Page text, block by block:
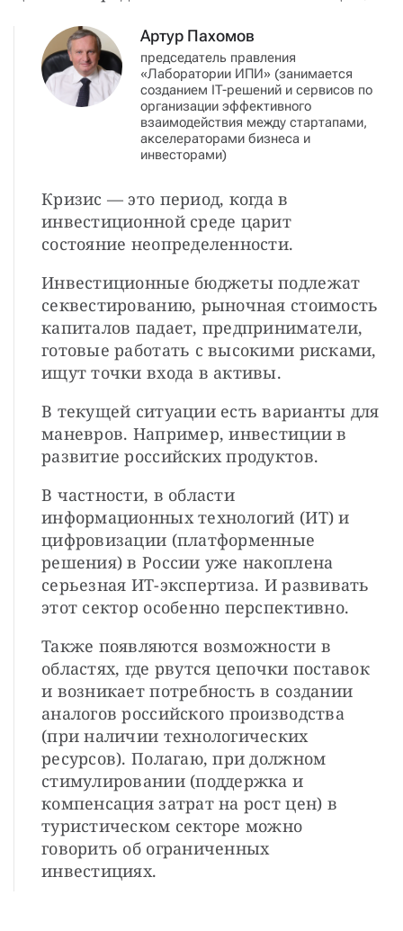
Артур Пахомов
председатель правления
«Лаборатории ИПИ» (занимается
созданием IT-решений и сервисов по
организации эффективного
взаимодействия между стартапами,
акселераторами бизнеса и
инвесторами)
Кризис — это период, когда в
инвестиционной среде царит
состояние неопределенности.
Инвестиционные бюджеты подлежат
секвестированию, рыночная стоимость
капиталов падает, предприниматели,
готовые работать с высокими рисками,
ищут точки входа в активы.
В текущей ситуации есть варианты для
маневров. Например, инвестиции в
развитие российских продуктов.
В частности, в области
информационных технологий (ИТ) и
цифровизации (платформенные
решения) в России уже накоплена
серьезная ИТ-экспертиза. И развивать
этот сектор особенно перспективно.
Также появляются возможности в
областях, где рвутся цепочки поставок
и возникает потребность в создании
аналогов российского производства
(при наличии технологических
ресурсов). Полагаю, при должном
стимулировании (поддержка и
компенсация затрат на рост цен) в
туристическом секторе можно
говорить об ограниченных
инвестициях.